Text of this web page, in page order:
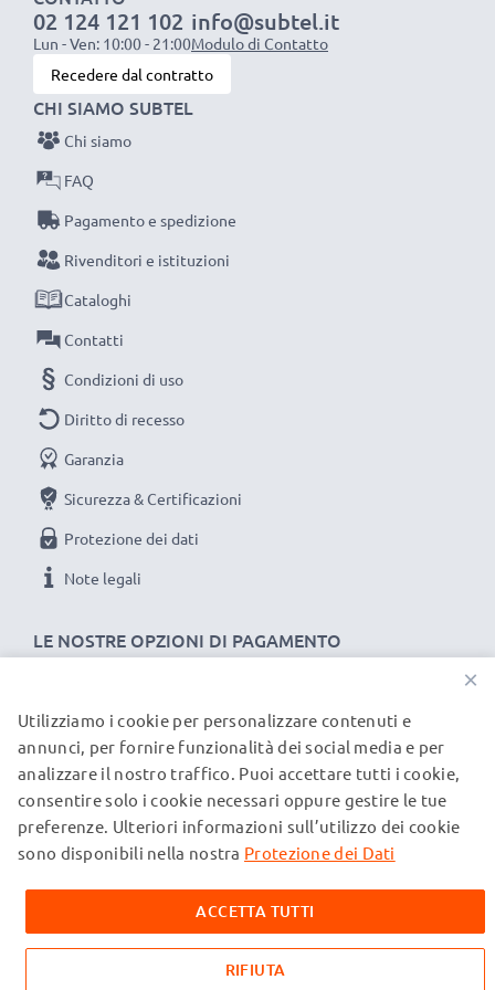
1x batteria da 1000 mAh: circa 2 ore
1x batteria da 2000 mAh: circa 4 ore
1x batteria da 3000 mAh
NOTA BENE:
raggiungimento di efficienza desiderata ricarica
completamente le batterie prima d‘impiegarle.
Non lasciarti scappare neanche uno scatto con
questo caricabatteria intelligente, con schermo
LCD, marcato CELLONIC. Ordina ora, spedizione
rapida e 3 anni di garanzia!
02 124 121 102
Lun - Ven: 10:00 - 21:00
info@subtel.it
Modulo di Contatto
Recedere dal contratto
LE NOSTRE OPZIONI DI PAGAMENTO
CHI SIAMO SUBTEL
Chi siamo
FAQ
Pagamento e spedizione
Rivenditori e istituzioni
Cataloghi
Contatti
Condizioni di uso
Diritto di recesso
Garanzia
Sicurezza & Certificazioni
Protezione dei dati
Note legali
I NOSTRI PARTNER DI SPEDIZIONE
© subtel.it 2026
Tutti i prezzi includono l'IVA e sono esclusi i costi di
spedizione. Si prega di notare che tutti i marchi menzionati
sulle nostre pagine web esclusivamente per fornire
informazioni sui nostri prodotti.
×
Utilizziamo i cookie per personalizzare contenuti e
annunci, per fornire funzionalità dei social media e per
analizzare il nostro traffico. Puoi accettare tutti i cookie,
consentire solo i cookie necessari oppure gestire le tue
preferenze. Ulteriori informazioni sull’utilizzo dei cookie
sono disponibili nella nostra Protezione dei Dati
ACCETTA TUTTI
RIFIUTA